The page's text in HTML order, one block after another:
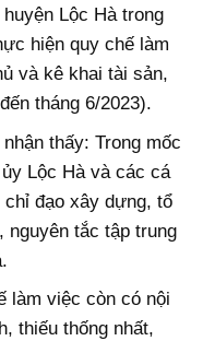
Lộc Hà trong
hiện quy chế làm
và kê khai tài sản,
tháng 6/2023).
thấy: Trong mốc
Lộc Hà và các cá
đạo xây dựng, tổ
tắc tập trung
làm việc còn có nội
thiếu thống nhất,